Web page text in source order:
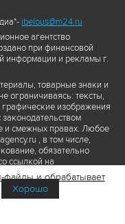
ibelous@m24.ru
агентство
при финансовой
информации и рекламы г.
товарные знаки и
ограничиваясь: тексты,
изображения
законодательством
и смежных правах. Любое
, в том числе,
обязательно
ссылкой на
гиперссылкой на сайт
Переработка
файлы и обрабатывает
Хорошо